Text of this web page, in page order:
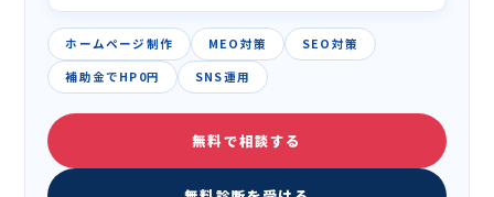
ホームページ制作 MEO対策
SEO対策
補助金でHP0円
SNS運用
無料で相談する